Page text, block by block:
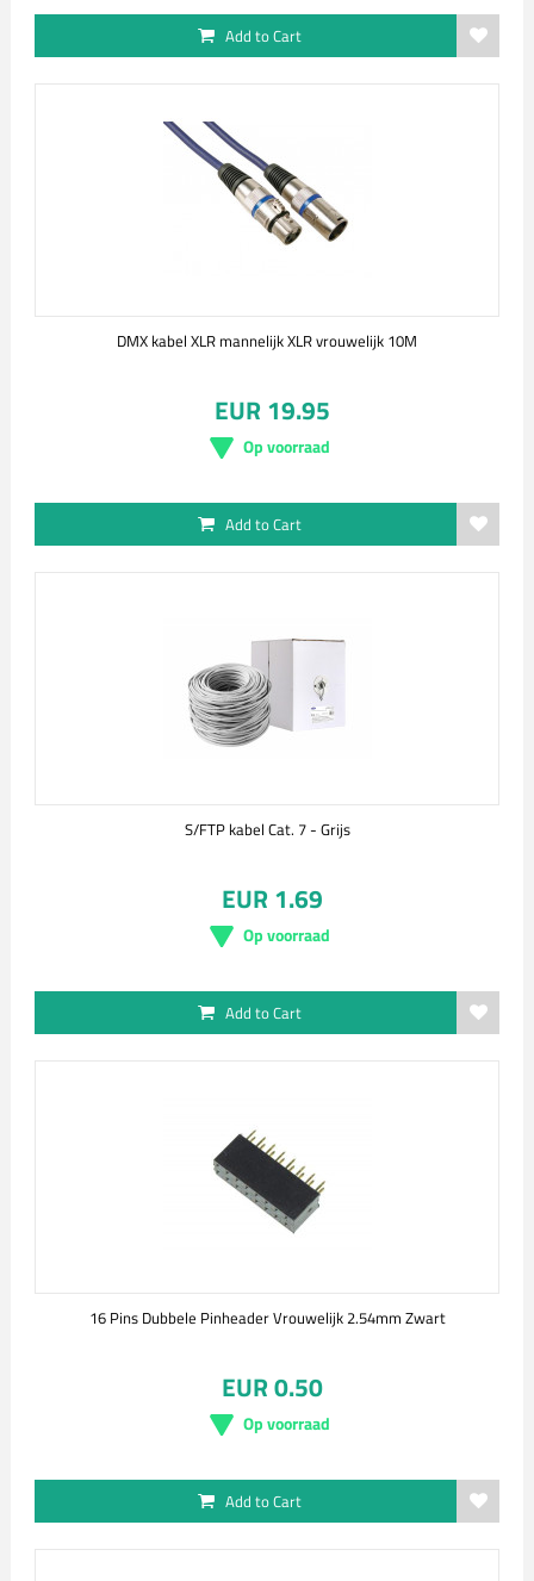
Add to Cart
DMX kabel XLR mannelijk XLR vrouwelijk 10M
EUR 19.95
Op voorraad
Add to Cart
S/FTP kabel Cat. 7 - Grijs
EUR 1.69
Op voorraad
Add to Cart
16 Pins Dubbele Pinheader Vrouwelijk 2.54mm Zwart
EUR 0.50
Op voorraad
Add to Cart